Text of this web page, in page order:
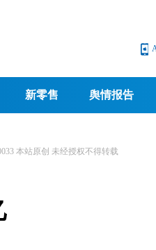
新零售 舆情报告
本站原创 未经授权不得转载